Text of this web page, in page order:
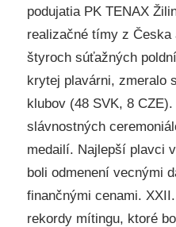
podujatia PK TENAX
realizačné tímy z Česka
štyroch súťažných
krytej plavárni, zmeralo
klubov (48 SVK, 8
slávnostných
medailí. Najlepší plavci
boli odmenení vecnými
finančnými cenami.
rekordy mítingu, ktoré